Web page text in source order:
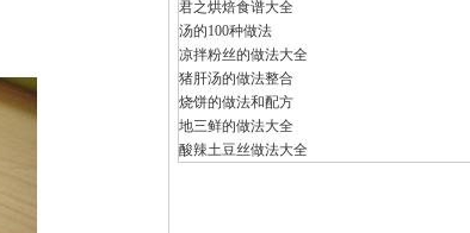
君之烘焙食谱大全
汤的100种做法
凉拌粉丝的做法大全
猪肝汤的做法整合
烧饼的做法和配方
地三鲜的做法大全
酸辣土豆丝做法大全